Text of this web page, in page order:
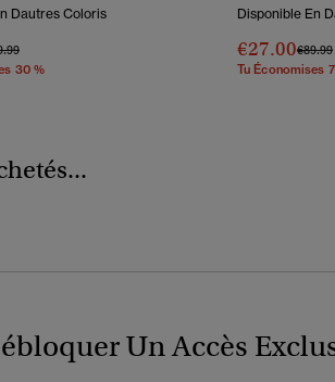
Dautres Coloris
Réduit De
À
30 %
Disponible En
€27.00Prix
€89.99
Tu Économises
Un Accès